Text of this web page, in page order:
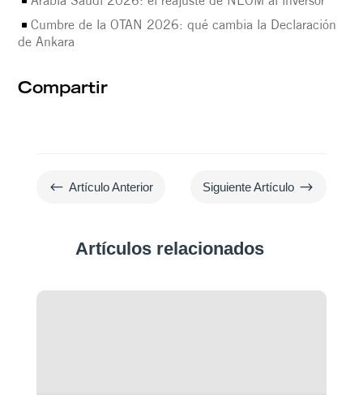
Cumbre de la OTAN 2026: qué cambia la Declaración
de Ankara
Compartir
# Artículo Anterior Siguiente Artículo $
Artículos relacionados